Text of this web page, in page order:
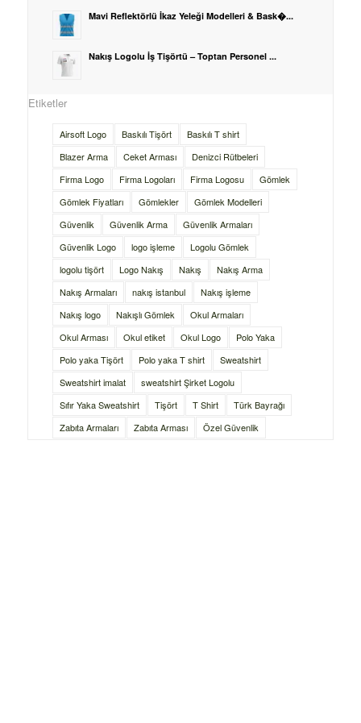
Mavi Reflektörlü İkaz Yeleği Modelleri & Bask�...
Nakış Logolu İş Tişörtü – Toptan Personel ...
Etiketler
Airsoft Logo Baskılı Tişört
Baskılı T shirt
Blazer Arma
Ceket Arması
Denizci Rütbeleri
Firma Logo
Firma Logoları Firma Logosu
Gömlek
Gömlek Fiyatları
Gömlekler
Gömlek Modelleri
Güvenlik
Güvenlik Arma
Güvenlik Armaları
Güvenlik Logo
logo işleme
Logolu Gömlek
logolu tişört
Logo Nakış Nakış
Nakış Arma
Nakış Armaları
nakış istanbul
Nakış işleme
Nakış logo
Nakışlı Gömlek
Okul Armaları
Okul Arması
Okul etiket Okul Logo
Polo Yaka
Polo yaka Tişört
Polo yaka T shirt
Sweatshirt
Sweatshirt imalat
sweatshirt Şirket Logolu
Sıfır Yaka Sweatshirt
Tişört T Shirt
Türk Bayrağı
Zabıta Armaları
Zabıta Arması Özel Güvenlik